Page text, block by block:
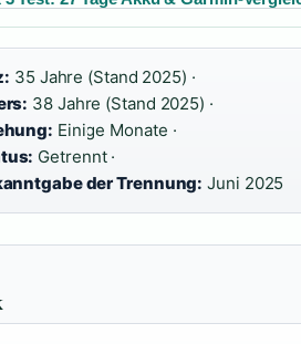
35 Jahre (Stand 2025) ·
38 Jahre (Stand 2025) ·
Einige Monate ·
Getrennt ·
der Trennung: Juni 2025